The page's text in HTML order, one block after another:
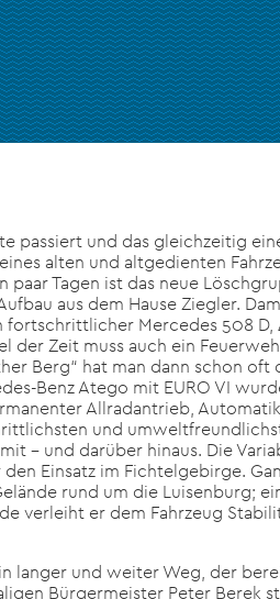
passiert und das gleichzeitig
alten und altgedienten
Tagen ist das neue
aus dem Hause Ziegler.
fortschrittlicher Mercedes 508
der Zeit muss auch ein
Berg“ hat man dann schon
Benz Atego mit EURO VI
Allradantrieb,
und
– und darüber hinaus. Die
Einsatz im Fichtelgebirge.
rund um die Luisenburg;
verleiht er dem Fahrzeug
langer und weiter Weg, der
Bürgermeister Peter Berek